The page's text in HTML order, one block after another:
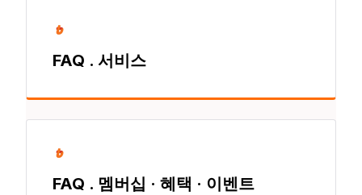
FAQ . 서비스
FAQ . 멤버십 · 혜택 · 이벤트